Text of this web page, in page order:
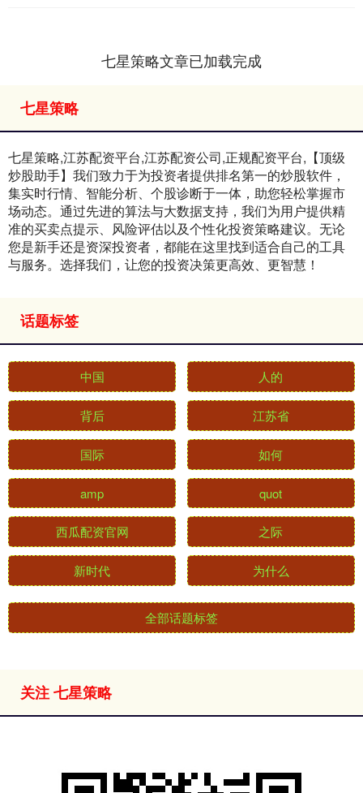
七星策略文章已加载完成
七星策略
七星策略,江苏配资平台,江苏配资公司,正规配资平台,【顶级
炒股助手】我们致力于为投资者提供排名第一的炒股软件，
集实时行情、智能分析、个股诊断于一体，助您轻松掌握市
场动态。通过先进的算法与大数据支持，我们为用户提供精
准的买卖点提示、风险评估以及个性化投资策略建议。无论
您是新手还是资深投资者，都能在这里找到适合自己的工具
与服务。选择我们，让您的投资决策更高效、更智慧！
话题标签
中国 人的
背后 江苏省
国际 如何
amp quot
西瓜配资官网 之际
新时代 为什么
全部话题标签
关注 七星策略